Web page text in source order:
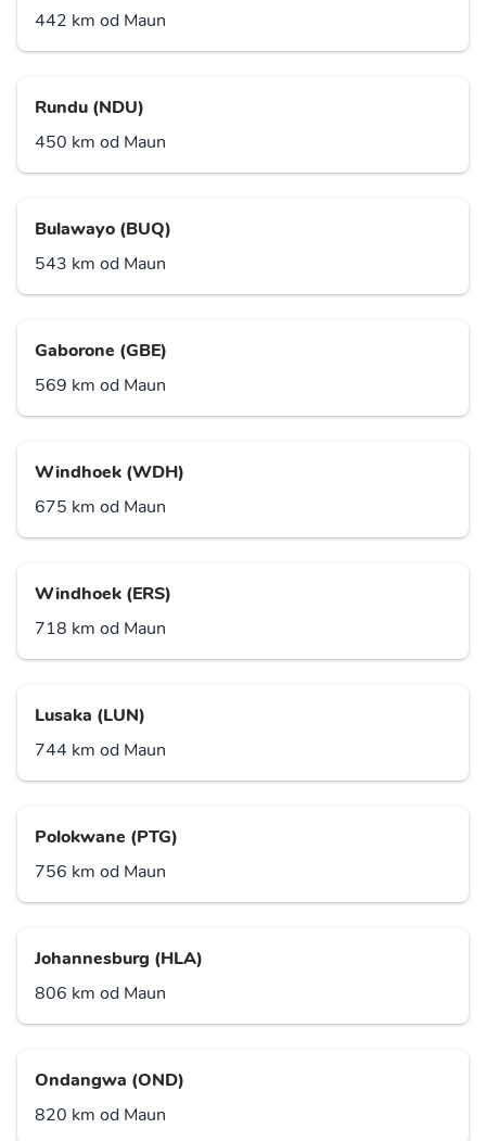
442 km od Maun
Rundu (NDU)
450 km od Maun
Bulawayo (BUQ)
543 km od Maun
Gaborone (GBE)
569 km od Maun
Windhoek (WDH)
675 km od Maun
Windhoek (ERS)
718 km od Maun
Lusaka (LUN)
744 km od Maun
Polokwane (PTG)
756 km od Maun
Johannesburg (HLA)
806 km od Maun
Ondangwa (OND)
820 km od Maun